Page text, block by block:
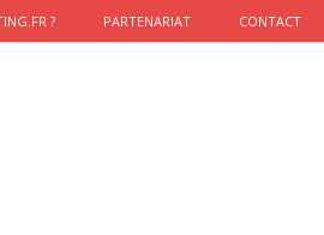
? PARTENARIAT CONTACT